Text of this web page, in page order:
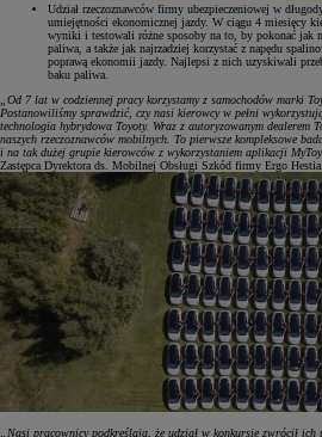
Udział rzeczoznawców firmy ubezpieczeniowej w
umiejętności ekonomicznej jazdy. W ciągu 4 miesięcy
wyniki i testowali różne sposoby na to, by pokonać jak
paliwa, a także jak najrzadziej korzystać z napędu
poprawą ekonomii jazdy. Najlepsi z nich uzyskiwali
baku paliwa.
„Od 7 lat w codziennej pracy korzystamy z samochodów marki
Postanowiliśmy sprawdzić, czy nasi kierowcy w pełni
technologia hybrydowa Toyoty. Wraz z autoryzowanym dealerem
naszych rzeczoznawców mobilnych. To pierwsze kompleksowe
i na tak dużej grupie kierowców z wykorzystaniem aplikacji
Zastępca Dyrektora ds. Mobilnej Obsługi Szkód firmy Ergo Hestia.
„Nasi pracownicy podkreślają, że udział w konkursie zwrócił